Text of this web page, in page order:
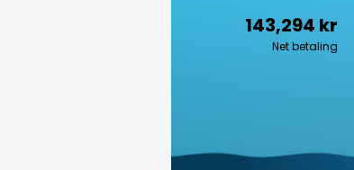
143,294 kr
Net betaling